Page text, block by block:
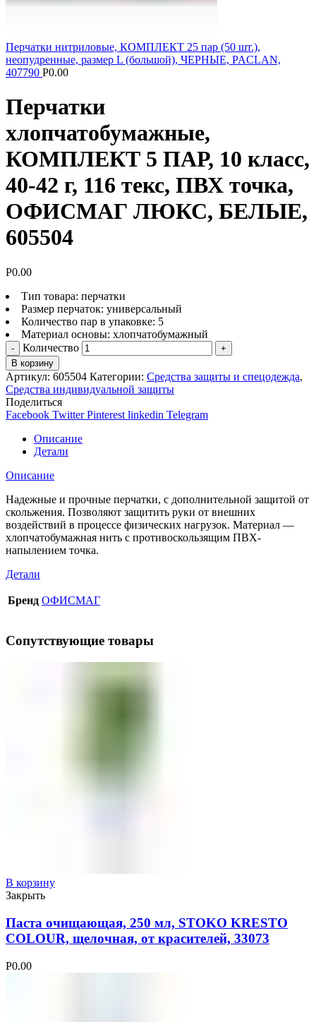
Перчатки нитриловые, КОМПЛЕКТ 25 пар (50 шт.),
неопудренные, размер L (большой), ЧЕРНЫЕ, PACLAN,
407790 Р0.00
Перчатки
хлопчатобумажные,
КОМПЛЕКТ 5 ПАР, 10 класс,
40-42 г, 116 текс, ПВХ точка,
ОФИСМАГ ЛЮКС, БЕЛЫЕ,
605504
Р0.00
Тип товара: перчатки
Размер перчаток: универсальный
Количество пар в упаковке: 5
Материал основы: хлопчатобумажный
Количество
В корзину
Артикул: 605504 Категории: Средства защиты и спецодежда,
Средства индивидуальной защиты
Поделиться
Facebook Twitter Pinterest linkedin Telegram
Описание
Детали
Описание
Надежные и прочные перчатки, с дополнительной защитой от
скольжения. Позволяют защитить руки от внешних
воздействий в процессе физических нагрузок. Материал —
хлопчатобумажная нить с противоскользящим ПВХ-
напылением точка.
Детали
Бренд ОФИСМАГ
Сопутствующие товары
В корзину
Закрыть
Паста очищающая, 250 мл, STOKO KRESTO
COLOUR, щелочная, от красителей, 33073
Р0.00